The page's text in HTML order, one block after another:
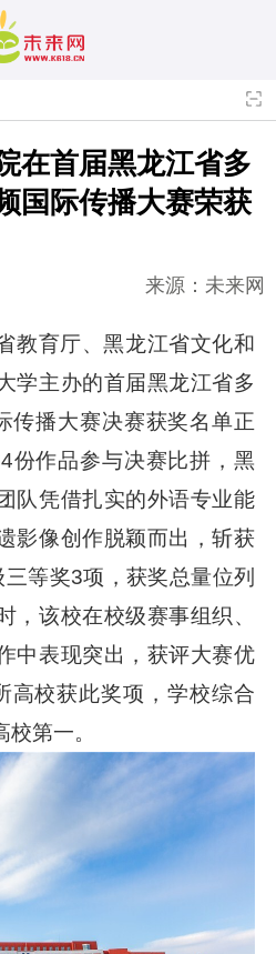
在首届黑龙江省多
国际传播大赛荣获
来源：未来网
教育厅、黑龙江省文化和
学主办的首届黑龙江省多
传播大赛决赛获奖名单正
份作品参与决赛比拼，黑
队凭借扎实的外语专业能
影像创作脱颖而出，斩获
等奖3项，获奖总量位列
，该校在校级赛事组织、
中表现突出，获评大赛优
高校获此奖项，学校综合
第一。